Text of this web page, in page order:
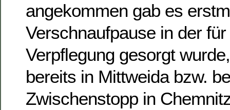
angekommen gab es
Verschnaufpause in der
Verpflegung gesorgt
bereits in Mittweida bzw.
Zwischenstopp in